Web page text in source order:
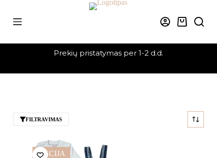
content
Krepšelis
Prekių pristatymas per 1-2 d.d.
FILTRAVIMAS
AKCIJA